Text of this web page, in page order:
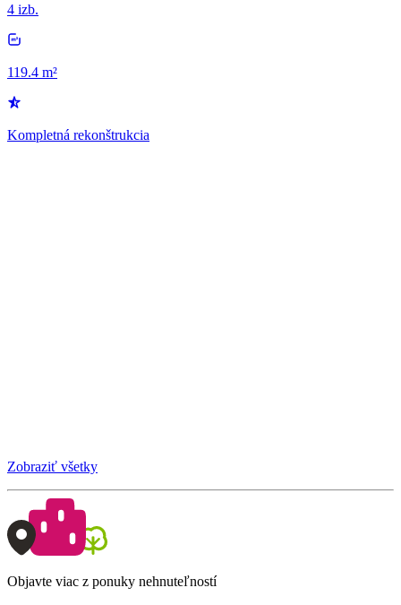
4 izb.
119.4 m²
Kompletná rekonštrukcia
Zobraziť všetky
Objavte viac z ponuky nehnuteľností